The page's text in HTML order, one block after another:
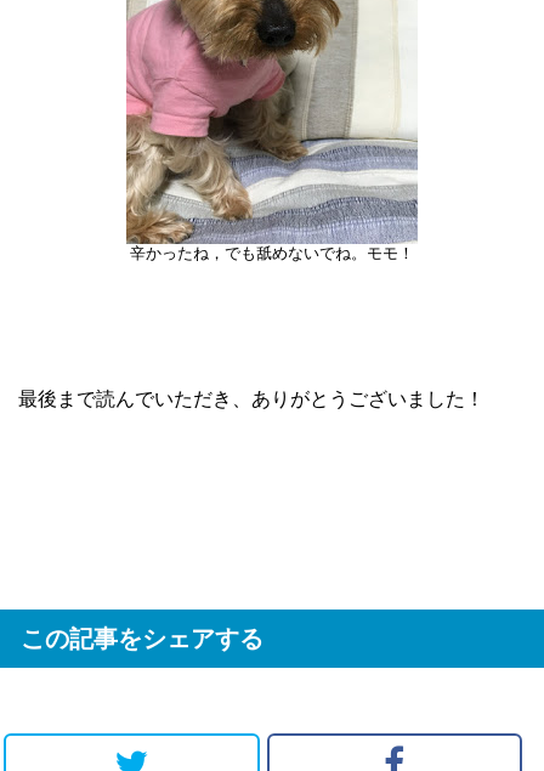
辛かったね，でも舐めないでね。モモ！
最後まで読んでいただき、ありがとうございました！
この記事をシェアする